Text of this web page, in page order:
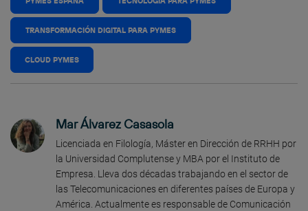
TRANSFORMACIÓN DIGITAL PARA PYMES
CLOUD PYMES
Mar Álvarez Casasola
Licenciada en Filología, Máster en Dirección de RRHH por
la Universidad Complutense y MBA por el Instituto de
Empresa. Lleva dos décadas trabajando en el sector de
las Telecomunicaciones en diferentes países de Europa y
América. Actualmente es responsable de Comunicación